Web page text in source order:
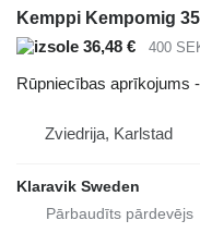
Kemppi Kempomig
36,48 €
400
Rūpniecības aprīkojums
Zviedrija, Karlstad
Klaravik Sweden